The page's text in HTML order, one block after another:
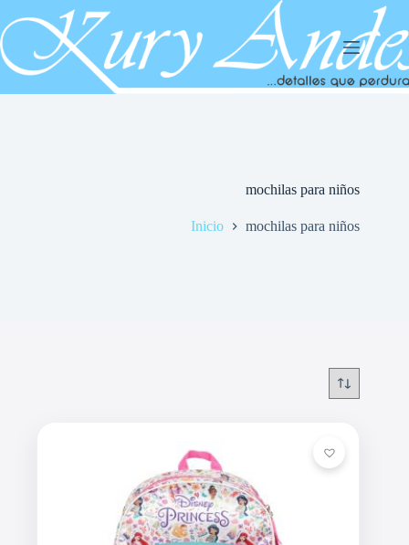
al
contenido
mochilas para niños
Inicio mochilas para niños